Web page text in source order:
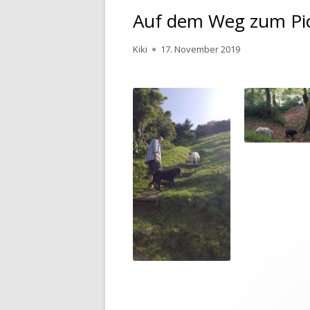
Auf dem Weg zum
Autor
Kiki
Veröffentlicht
17. November 2019